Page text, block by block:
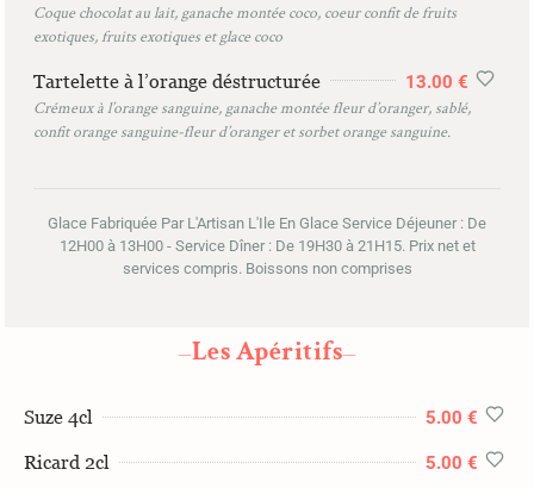
Coque chocolat au lait, ganache montée coco, coeur confit de fruits
exotiques, fruits exotiques et glace coco
Tartelette à l’orange déstructurée
13.00 €
Crémeux à l’orange sanguine, ganache montée fleur d’oranger, sablé,
confit orange sanguine-fleur d’oranger et sorbet orange sanguine.
Glace Fabriquée Par L'Artisan L'Ile En Glace Service Déjeuner : De
12H00 à 13H00 - Service Dîner : De 19H30 à 21H15. Prix net et
services compris. Boissons non comprises
—Les Apéritifs—
Suze 4cl 5.00 €
Ricard 2cl 5.00 €